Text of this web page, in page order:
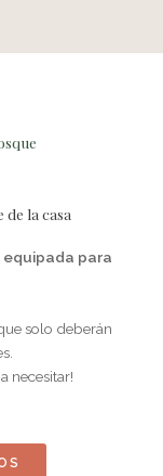
la casa
equipada para
solo deberán
necesitar!